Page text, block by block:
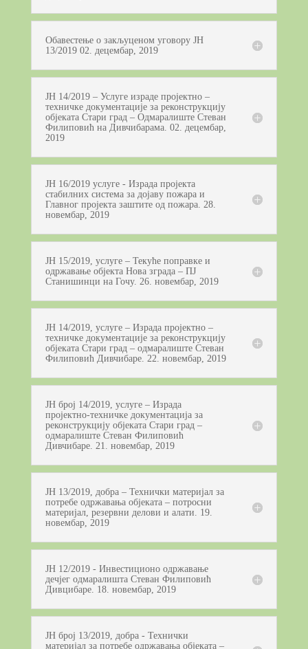
Обавестење о закљуценом уговору ЈН
13/2019 02. децембар, 2019
ЈН 14/2019 – Услуге израде пројектно –
техничке документације за реконструкцију
објеката Стари град – Одмаралиште Стеван
Филиповић на Дивчибарама. 02. децембар,
2019
ЈН 16/2019 услуге - Израда пројекта
стабилних система за дојаву пожара и
Главног пројекта заштите од пожара. 28.
новембар, 2019
ЈН 15/2019, услуге – Текуће поправке и
одржавање објекта Нова зграда – ПЈ
Станишинци на Гочу. 26. новембар, 2019
ЈН 14/2019, услуге – Израда пројектно –
техничке документације за реконструкцију
објеката Стари град – одмаралиште Стеван
Филиповић Дивчибаре. 22. новембар, 2019
ЈН број 14/2019, услуге – Израда
пројектно-техничке документација за
реконструкцију објеката Стари град –
одмаралиште Стеван Филиповић
Дивчибаре. 21. новембар, 2019
ЈН 13/2019, добра – Технички материјал за
потребе одржавања објеката – потросни
материјал, резервни делови и алати. 19.
новембар, 2019
ЈН 12/2019 - Инвестиционо одржавање
дечјег одмаралишта Стеван Филиповић
Дивцибаре. 18. новембар, 2019
ЈН број 13/2019, добра - Технички
материјал за потребе одржавања објеката –